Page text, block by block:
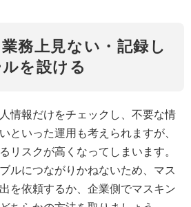
務上見ない・記録し
を設ける
情報だけをチェックし、不要な情
といった運用も考えられますが、
リスクが高くなってしまいます。
ルにつながりかねないため、マス
を依頼するか、企業側でマスキン